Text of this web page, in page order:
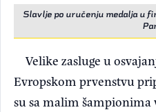
Slavlje po uručenju medalja u
Velike zasluge u
Evropskom prvenstvu
su sa malim šampionima